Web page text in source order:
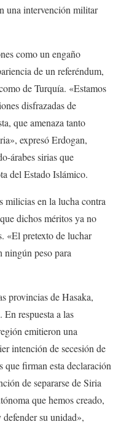
una intervención militar
como un engaño
de un referéndum,
de Turquía. «Estamos
disfrazadas de
que amenaza tanto
expresó Erdogan,
árabes sirias que
del Estado Islámico.
milicias en la lucha contra
dichos méritos ya no
«El pretexto de luchar
ningún peso para
provincias de Hasaka,
respuesta a las
emitieron una
intención de secesión de
firman esta declaración
de separarse de Siria
que hemos creado,
su unidad»,